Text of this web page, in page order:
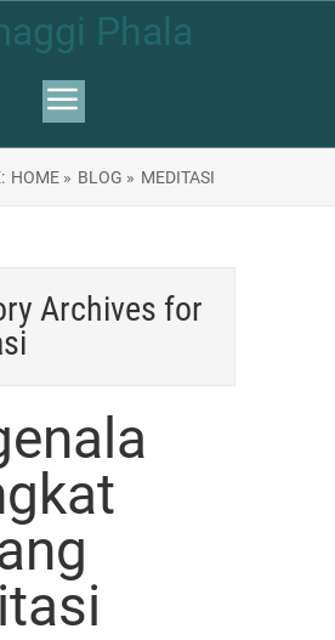
Phala
HOME » BLOG » MEDITASI
Archives for